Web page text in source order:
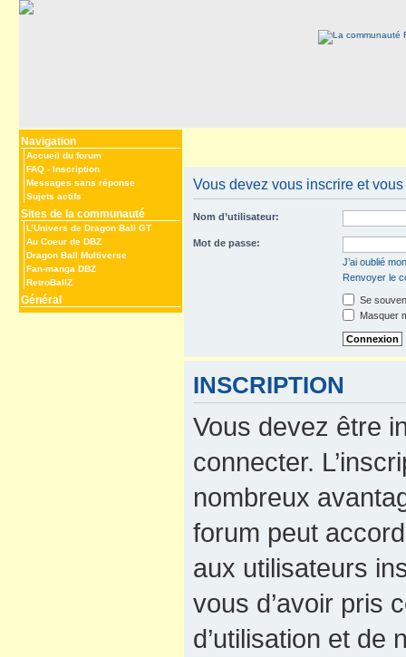
Navigation
Accueil du forum
FAQ - Inscription
Messages sans réponse
Sujets actifs
Sites de la communauté
L’Univers de Dragon Ball GT
Au Coeur de DBZ
Dragon Ball Multiverse
Fan-manga DBZ
RetroBallZ
Général
Vous devez vous inscrire et
Nom d’utilisateur:
Mot de passe:
J’ai oublié
Renvoyer le
Se
Masquer
INSCRIPTION
Vous devez être
connecter.
nombreux
forum peut
aux utilisateurs
vous d’avoir pris
d’utilisation et de